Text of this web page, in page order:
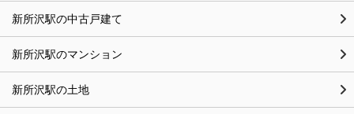
新所沢駅の中古戸建て
新所沢駅のマンション
新所沢駅の土地